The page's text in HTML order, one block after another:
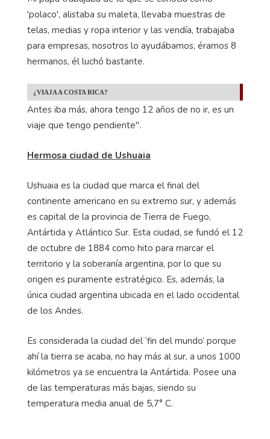
'polaco', alistaba su maleta, llevaba muestras de
telas, medias y ropa interior y las vendía, trabajaba
para empresas, nosotros lo ayudábamos, éramos 8
hermanos, él luchó bastante.
¿VIAJA A COSTA RICA?
Antes iba más, ahora tengo 12 años de no ir, es un
viaje que tengo pendiente".
Hermosa ciudad de Ushuaia
Ushuaia es la ciudad que marca el final del
continente americano en su extremo sur, y además
es capital de la provincia de Tierra de Fuego,
Antártida y Atlántico Sur. Esta ciudad, se fundó el 12
de octubre de 1884 como hito para marcar el
territorio y la soberanía argentina, por lo que su
origen es puramente estratégico. Es, además, la
única ciudad argentina ubicada en el lado occidental
de los Andes.
Es considerada la ciudad del ‘fin del mundo’ porque
ahí la tierra se acaba, no hay más al sur, a unos 1000
kilómetros ya se encuentra la Antártida. Posee una
de las temperaturas más bajas, siendo su
temperatura media anual de 5,7° C.